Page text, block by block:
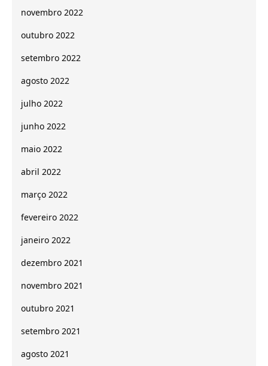
novembro 2022
outubro 2022
setembro 2022
agosto 2022
julho 2022
junho 2022
maio 2022
abril 2022
março 2022
fevereiro 2022
janeiro 2022
dezembro 2021
novembro 2021
outubro 2021
setembro 2021
agosto 2021